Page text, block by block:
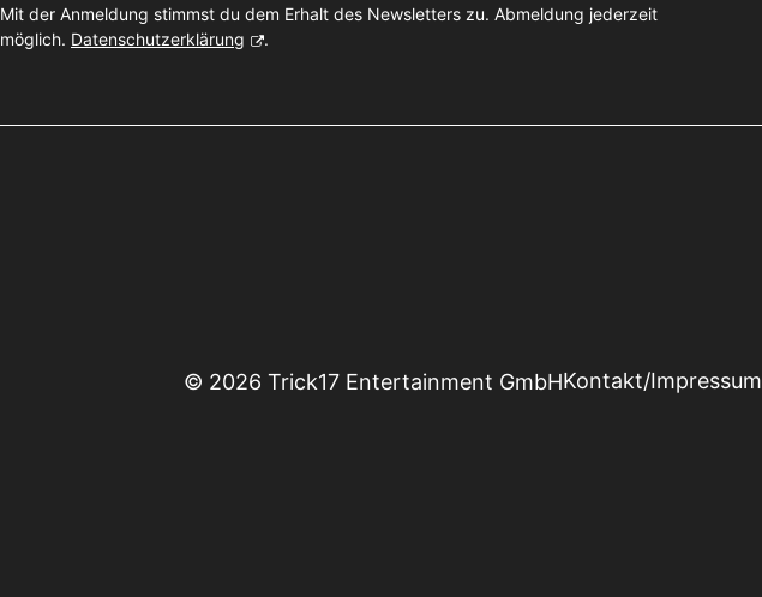
Mit der Anmeldung stimmst du dem Erhalt des Newsletters zu. Abmeldung jederzeit
möglich. Datenschutzerklärung .
© 2026 Trick17 Entertainment GmbHKontakt/Impressum